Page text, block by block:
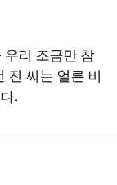
리 조금만 참
진 씨는 얼른 비
.